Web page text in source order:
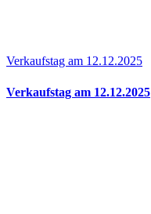
Verkaufstag am 12.12.2025
Verkaufstag am 12.12.2025